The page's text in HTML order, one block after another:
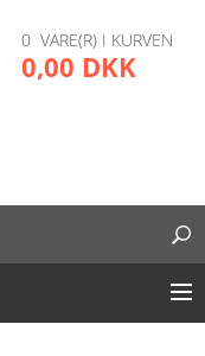
0 VARE(R) I KURVEN
0,00 DKK